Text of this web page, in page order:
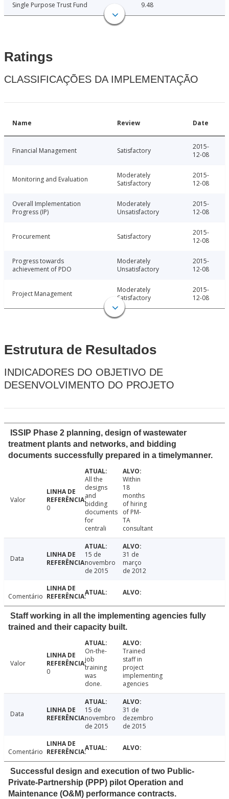
Single Purpose Trust Fund 9.48
Ratings
CLASSIFICAÇÕES DA IMPLEMENTAÇÃO
Name Review Date
Financial Management Satisfactory
2015-
12-08
Monitoring and Evaluation
Moderately
Satisfactory
2015-
12-08
Overall Implementation
Progress (IP)
Moderately
Unsatisfactory
2015-
12-08
Procurement Satisfactory
2015-
12-08
Progress towards
achievement of PDO
Moderately
Unsatisfactory
2015-
12-08
Project Management
Moderately
Satisfactory
2015-
12-08
Estrutura de Resultados
INDICADORES DO OBJETIVO DE
DESENVOLVIMENTO DO PROJETO
ISSIP Phase 2 planning, design of wastewater
treatment plants and networks, and bidding
documents successfully prepared in a timelymanner.
Valor
0
All the
designs
and
bidding
documents
for
centrali
Within
18
months
of hiring
of PM-
TA
consultant
Data
15 de
novembro
de 2015
31 de
março
de 2012
Comentário
Staff working in all the implementing agencies fully
trained and their capacity built.
Valor
0
On-the-
job
training
was
done.
Trained
staff in
project
implementing
agencies
Data
15 de
novembro
de 2015
31 de
dezembro
de 2015
Comentário
Successful design and execution of two Public-
Private-Partnership (PPP) pilot Operation and
Maintenance (O&M) performance contracts.